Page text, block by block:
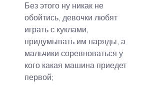
Без этого ну никак не
обойтись, девочки любят
играть с куклами,
придумывать им наряды, а
мальчики соревноваться у
кого какая машина приедет
первой;